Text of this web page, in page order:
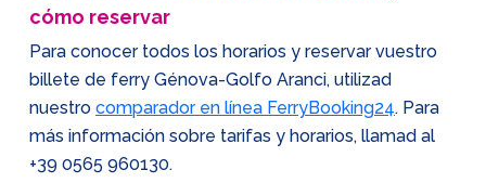
cómo reservar
Para conocer todos los horarios y reservar vuestro
billete de ferry Génova-Golfo Aranci, utilizad
nuestro comparador en línea FerryBooking24. Para
más información sobre tarifas y horarios, llamad al
+39 0565 960130.